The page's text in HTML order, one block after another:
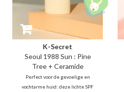
K-Secret
Seoul 1988 Sun : Pine
Tree + Ceramide
Perfect voor de gevoelige en
vochtarme huid: deze lichte SPF